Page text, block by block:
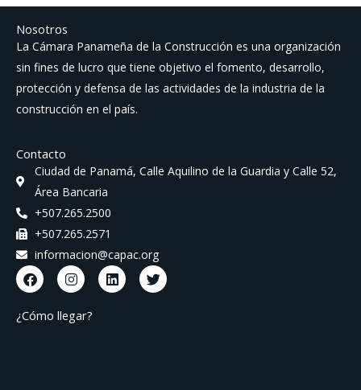
Nosotros
La Cámara Panameña de la Construcción es una organización
sin fines de lucro que tiene objetivo el fomento, desarrollo,
protección y defensa de las actividades de la industria de la
construcción en el país.
Contacto
Ciudad de Panamá, Calle Aquilino de la Guardia y Calle 52,
Área Bancaria
+507.265.2500
+507.265.2571
informacion@capac.org
F
a
c
e
b
I
n
s
t
a
L
i
n
T
w
i
¿Cómo llegar?